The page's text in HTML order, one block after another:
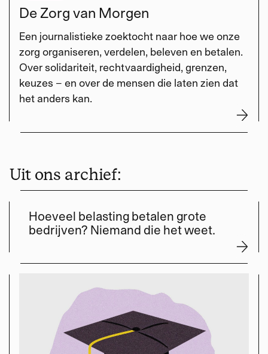
De Zorg van Morgen
Een journalistieke zoektocht naar hoe we onze
zorg organiseren, verdelen, beleven en betalen.
Over solidariteit, rechtvaardigheid, grenzen,
keuzes – en over de mensen die laten zien dat
het anders kan.
Uit ons archief:
Hoeveel belasting betalen grote
bedrijven? Niemand die het weet.